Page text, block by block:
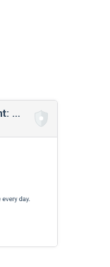
Talking about the present: mix